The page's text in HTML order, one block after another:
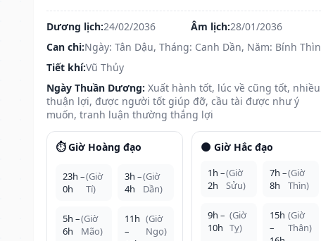
Dương lịch:24/02/2036 Âm lịch:28/01/2036
Can chi:Ngày: Tân Dậu, Tháng: Canh Dần, Năm: Bính Thìn
Tiết khí:Vũ Thủy
Ngày Thuần Dương: Xuất hành tốt, lúc về cũng tốt, nhiều
thuận lợi, được người tốt giúp đỡ, cầu tài được như ý
muốn, tranh luận thường thắng lợi
⏱️ Giờ Hoàng đạo
23h –
0h
(Giờ
Tí)
3h –
4h
(Giờ
Dần)
5h –
6h
(Giờ
Mão)
11h
–
(Giờ
Ngọ)
🌑 Giờ Hắc đạo
1h –
2h
(Giờ
Sửu)
7h –
8h
(Giờ
Thìn)
9h –
10h
(Giờ
Tỵ)
15h
–
(Giờ
Thân)